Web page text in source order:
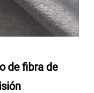
de fibra de